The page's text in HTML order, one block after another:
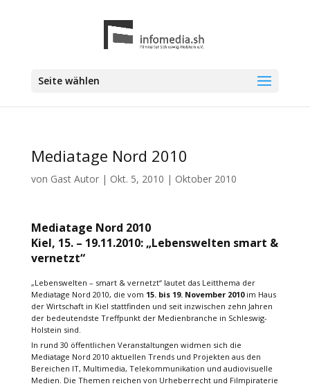
Seite wählen
Mediatage Nord 2010
von Gast Autor| Okt. 5, 2010 | Oktober 2010
Mediatage Nord 2010
Kiel, 15. – 19.11.2010: „Lebenswelten smart &
vernetzt“
„Lebenswelten – smart & vernetzt“ lautet das Leitthema der
Mediatage Nord 2010, die vom 15. bis 19. November 2010im Haus
der Wirtschaft in Kiel stattfinden und seit inzwischen zehn Jahren
der bedeutendste Treffpunkt der Medienbranche in Schleswig-
Holstein sind.
In rund 30 öffentlichen Veranstaltungen widmen sich die
Mediatage Nord 2010 aktuellen Trends und Projekten aus den
Bereichen IT, Multimedia, Telekommunikation und audiovisuelle
Medien. Die Themen reichen von Urheberrecht und Filmpiraterie